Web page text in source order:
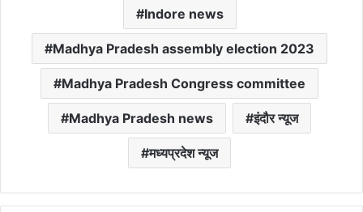
Indore news
Madhya Pradesh assembly election 2023
Madhya Pradesh Congress committee
Madhya Pradesh news इंदौर न्यूज
मध्यप्रदेश न्यूज